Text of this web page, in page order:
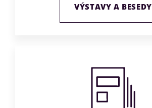
VÝSTAVY A BESEDY